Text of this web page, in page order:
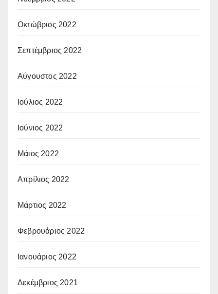
Οκτώβριος 2022
Σεπτέμβριος 2022
Αύγουστος 2022
Ιούλιος 2022
Ιούνιος 2022
Μάιος 2022
Απρίλιος 2022
Μάρτιος 2022
Φεβρουάριος 2022
Ιανουάριος 2022
Δεκέμβριος 2021